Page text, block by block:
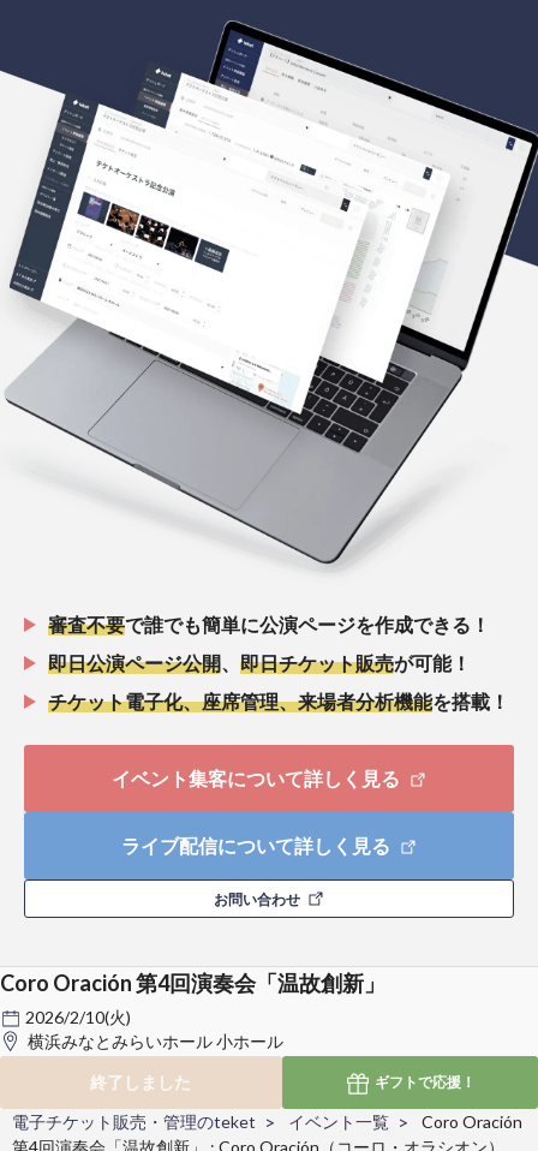
審査不要で誰でも簡単に公演ページを作成できる！
即日公演ページ公開
即日チケット販売が可能！
チケット電子化、座席管理、来場者分析機能を搭載！
イベント集客について詳しく見る
ライブ配信について詳しく見る
お問い合わせ
Coro Oración 第4回演奏会「温故創新」
2026/2/10(火)
横浜みなとみらいホール 小ホール
終了しました
ギフトで応援！
電子チケット販売・管理のteket イベント一覧
Coro Oración
第4回演奏会「温故創新」 : Coro Oración（コーロ・オラシオン）